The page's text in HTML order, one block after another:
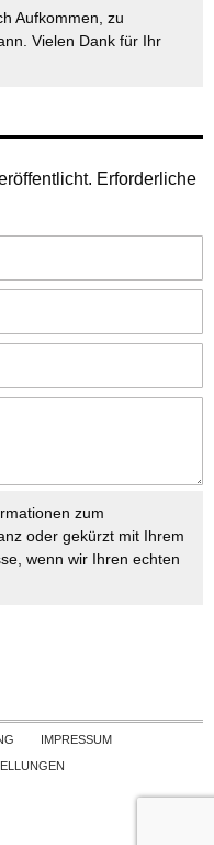
Aufkommen, zu
Vielen Dank für Ihr
Erforderliche
zum
oder gekürzt mit Ihrem
wenn wir Ihren echten
contentIMPRESSUM